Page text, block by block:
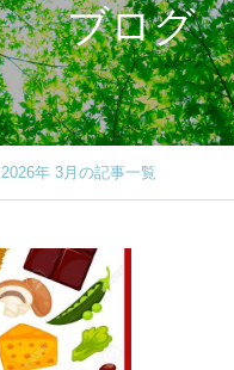
ブログ
2026年 3月の記事一覧